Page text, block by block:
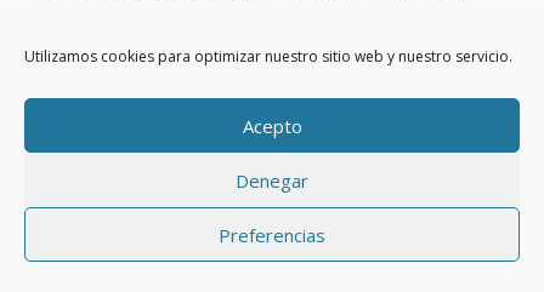
Utilizamos cookies para optimizar nuestro sitio web y nuestro servicio.
Acepto
Denegar
Preferencias
Leer más